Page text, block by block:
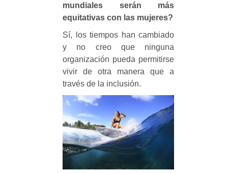
mundiales serán más
equitativas con las mujeres?
Sí, los tiempos han cambiado
y no creo que ninguna
organización pueda permitirse
vivir de otra manera que a
través de la inclusión.